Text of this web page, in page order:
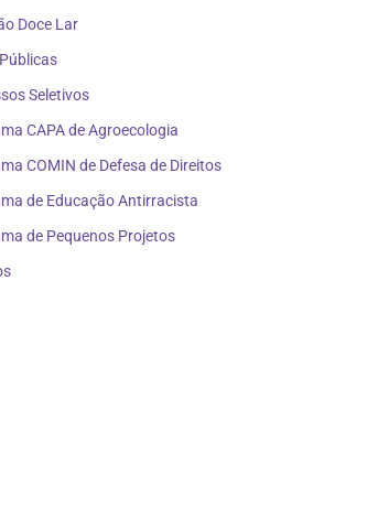
Doce Lar
Seletivos
CAPA de Agroecologia
COMIN de Defesa de Direitos
de Educação Antirracista
de Pequenos Projetos